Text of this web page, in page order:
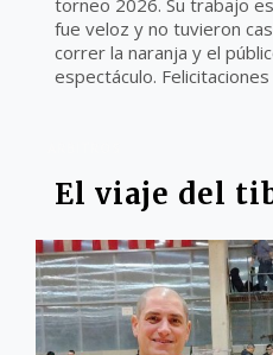
torneo 2026. Su trabajo
fue veloz y no tuvieron
correr la naranja y el
espectáculo. Felicitaciones
El viaje del